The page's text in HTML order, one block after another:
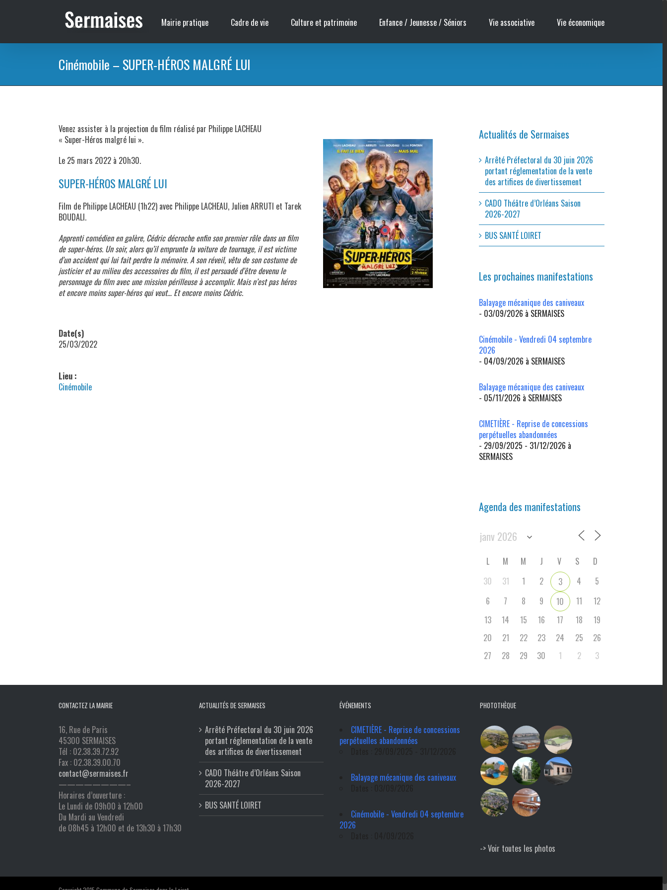
Mairie pratique Cadre de vie Culture et patrimoine Enfance / Jeunesse / Séniors Vie associative Vie économique
Cinémobile – SUPER-HÉROS MALGRÉ LUI
Venez assister à la projection du film réalisé par Philippe LACHEAU
« Super-Héros malgré lui ».
Le 25 mars 2022 à 20h30.
SUPER-HÉROS MALGRÉ LUI
Film de Philippe LACHEAU (1h22) avec Philippe LACHEAU, Julien ARRUTI et Tarek
BOUDALI.
Apprenti comédien en galère, Cédric décroche enfin son premier rôle dans un film
de super-héros. Un soir, alors qu’il emprunte la voiture de tournage, il est victime
d’un accident qui lui fait perdre la mémoire. A son réveil, vêtu de son costume de
justicier et au milieu des accessoires du film, il est persuadé d’être devenu le
personnage du film avec une mission périlleuse à accomplir. Mais n’est pas héros
et encore moins super-héros qui veut… Et encore moins Cédric.
Date(s)
25/03/2022
Lieu :
Cinémobile
Actualités de Sermaises
Arrêté Préfectoral du 30 juin 2026
portant réglementation de la vente
des artifices de divertissement
CADO Théâtre d’Orléans Saison
2026-2027
BUS SANTÉ LOIRET
Les prochaines manifestations
Balayage mécanique des caniveaux
- 03/09/2026 à SERMAISES
Cinémobile - Vendredi 04 septembre
2026
- 04/09/2026 à SERMAISES
Balayage mécanique des caniveaux
- 05/11/2026 à SERMAISES
CIMETIÈRE - Reprise de concessions
perpétuelles abandonnées
- 29/09/2025 - 31/12/2026 à
SERMAISES
Agenda des manifestations
L M M J V S
D
30
31 1 2 3 4
5
6
7 8 9 10 11
12
13
14 15 16 17 18
19
20
21 22 23 24 25
26
27
28 29 30 1 2 3
CONTACTEZ LA MAIRIE
16, Rue de Paris
45300 SERMAISES
Tél : 02.38.39.72.92
Fax : 02.38.39.00.70
contact@sermaises.fr
————————–
Horaires d’ouverture :
Le Lundi de 09h00 à 12h00
Du Mardi au Vendredi
de 08h45 à 12h00 et de 13h30 à 17h30
ACTUALITÉS DE SERMAISES
Arrêté Préfectoral du 30 juin 2026
portant réglementation de la vente
des artifices de divertissement
CADO Théâtre d’Orléans Saison
2026-2027
BUS SANTÉ LOIRET
ÉVÉNEMENTS
CIMETIÈRE - Reprise de concessions
perpétuelles abandonnées
Balayage mécanique des caniveaux
Cinémobile - Vendredi 04 septembre
2026
PHOTOTHÈQUE
-> Voir toutes les photos